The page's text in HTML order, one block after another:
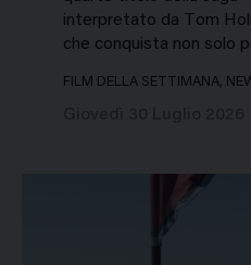
interpretato da Tom
che conquista non solo
FILM DELLA SETTIMANA,